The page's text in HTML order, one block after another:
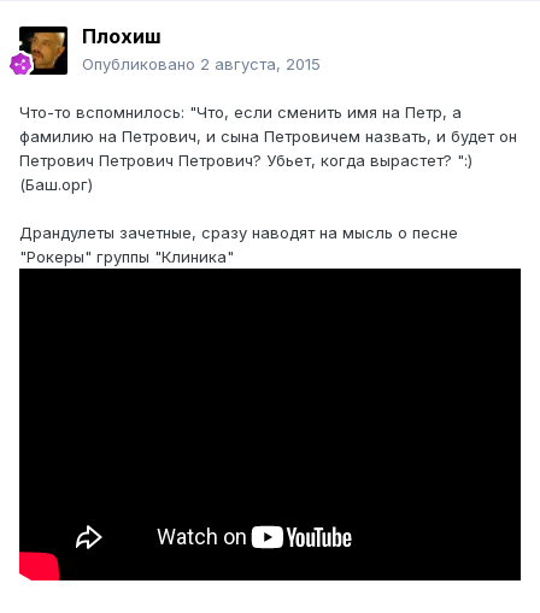
Плохиш
Опубликовано 2 августа, 2015
Что-то вспомнилось: "Что, если сменить имя на Петр, а
фамилию на Петрович, и сына Петровичем назвать, и будет он
Петрович Петрович Петрович? Убьет, когда вырастет? ":)
(Баш.орг)
Драндулеты зачетные, сразу наводят на мысль о песне
"Рокеры" группы "Клиника"